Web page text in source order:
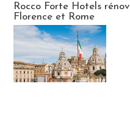
Rocco Forte Hotels
Florence et Rome